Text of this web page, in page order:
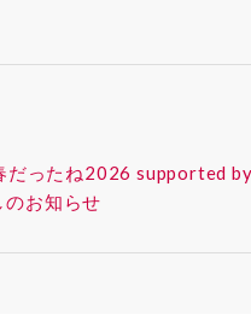
だったね2026 supported
のお知らせ